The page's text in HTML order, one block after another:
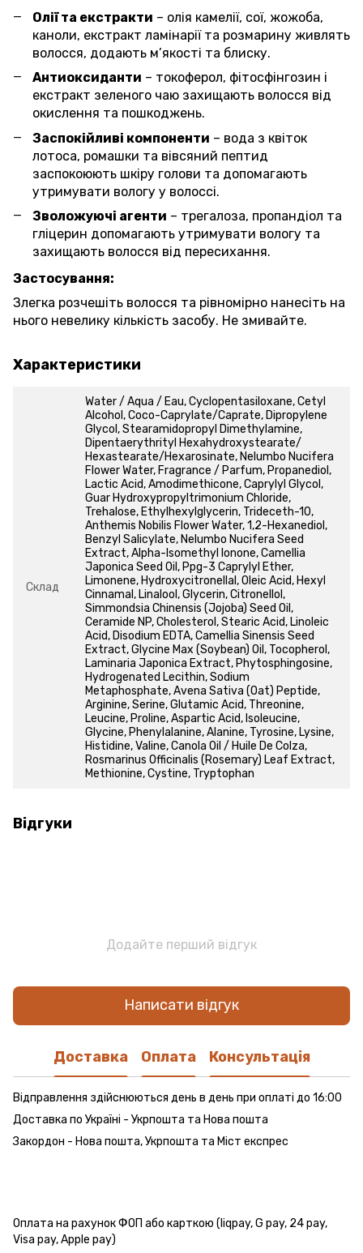
Олії та екстракти – олія камелії, сої, жожоба,
каноли, екстракт ламінарії та розмарину живлять
волосся, додають м’якості та блиску.
Антиоксиданти – токоферол, фітосфінгозин і
екстракт зеленого чаю захищають волосся від
окислення та пошкоджень.
Заспокійливі компоненти – вода з квіток
лотоса, ромашки та вівсяний пептид
заспокоюють шкіру голови та допомагають
утримувати вологу у волоссі.
Зволожуючі агенти – трегалоза, пропандіол та
гліцерин допомагають утримувати вологу та
захищають волосся від пересихання.
Застосування:
Злегка розчешіть волосся та рівномірно нанесіть на
нього невелику кількість засобу. Не змивайте.
Характеристики
Склад
Water / Aqua / Eau, Cyclopentasiloxane, Cetyl
Alcohol, Coco-Caprylate/Caprate, Dipropylene
Glycol, Stearamidopropyl Dimethylamine,
Dipentaerythrityl Hexahydroxystearate/
Hexastearate/Hexarosinate, Nelumbo Nucifera
Flower Water, Fragrance / Parfum, Propanediol,
Lactic Acid, Amodimethicone, Caprylyl Glycol,
Guar Hydroxypropyltrimonium Chloride,
Trehalose, Ethylhexylglycerin, Trideceth-10,
Anthemis Nobilis Flower Water, 1,2-Hexanediol,
Benzyl Salicylate, Nelumbo Nucifera Seed
Extract, Alpha-Isomethyl Ionone, Camellia
Japonica Seed Oil, Ppg-3 Caprylyl Ether,
Limonene, Hydroxycitronellal, Oleic Acid, Hexyl
Cinnamal, Linalool, Glycerin, Citronellol,
Simmondsia Chinensis (Jojoba) Seed Oil,
Ceramide NP, Cholesterol, Stearic Acid, Linoleic
Acid, Disodium EDTA, Camellia Sinensis Seed
Extract, Glycine Max (Soybean) Oil, Tocopherol,
Laminaria Japonica Extract, Phytosphingosine,
Hydrogenated Lecithin, Sodium
Metaphosphate, Avena Sativa (Oat) Peptide,
Arginine, Serine, Glutamic Acid, Threonine,
Leucine, Proline, Aspartic Acid, Isoleucine,
Glycine, Phenylalanine, Alanine, Tyrosine, Lysine,
Histidine, Valine, Canola Oil / Huile De Colza,
Rosmarinus Officinalis (Rosemary) Leaf Extract,
Methionine, Cystine, Tryptophan
Відгуки
Додайте перший відгук
Написати відгук
Доставка Оплата Консультація
Відправлення здійснюються день в день при оплаті до 16:00
Доставка по Україні - Укрпошта та Нова пошта
Закордон - Нова пошта, Укрпошта та Міст експрес
Оплата на рахунок ФОП або карткою (liqpay, G pay, 24 pay,
Visa pay, Apple pay)